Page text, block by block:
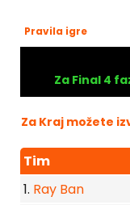
Pravila igre
Za Final 4
Za Kraj možete
Tim
1. Ray Ban